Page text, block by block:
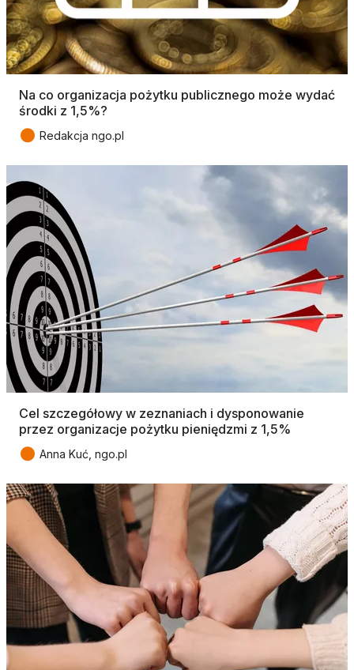
Na co organizacja pożytku publicznego może wydać
środki z 1,5%?
● Redakcja ngo.pl
Cel szczegółowy w zeznaniach i dysponowanie
przez organizacje pożytku pieniędzmi z 1,5%
● Anna Kuć, ngo.pl